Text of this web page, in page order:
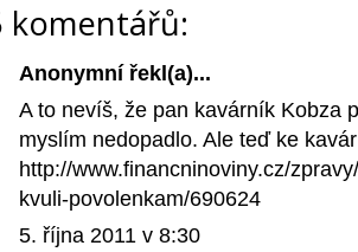
komentářů:
Anonymní řekl(a)...
A to nevíš, že pan kavárník Kobza
myslím nedopadlo. Ale teď ke
http://www.financninoviny.cz/
kvuli-povolenkam/690624
5. října 2011 v 8:30